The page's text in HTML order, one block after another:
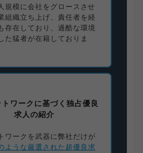
模に会社をグロースさせ
組織立ち上げ、責任者を経
存在しており、過酷な環境
た猛者が在籍しておりま
ワークに基づく独占優良
求人の紹介
ワークを武器に弊社だけが
ような厳選された超優良求